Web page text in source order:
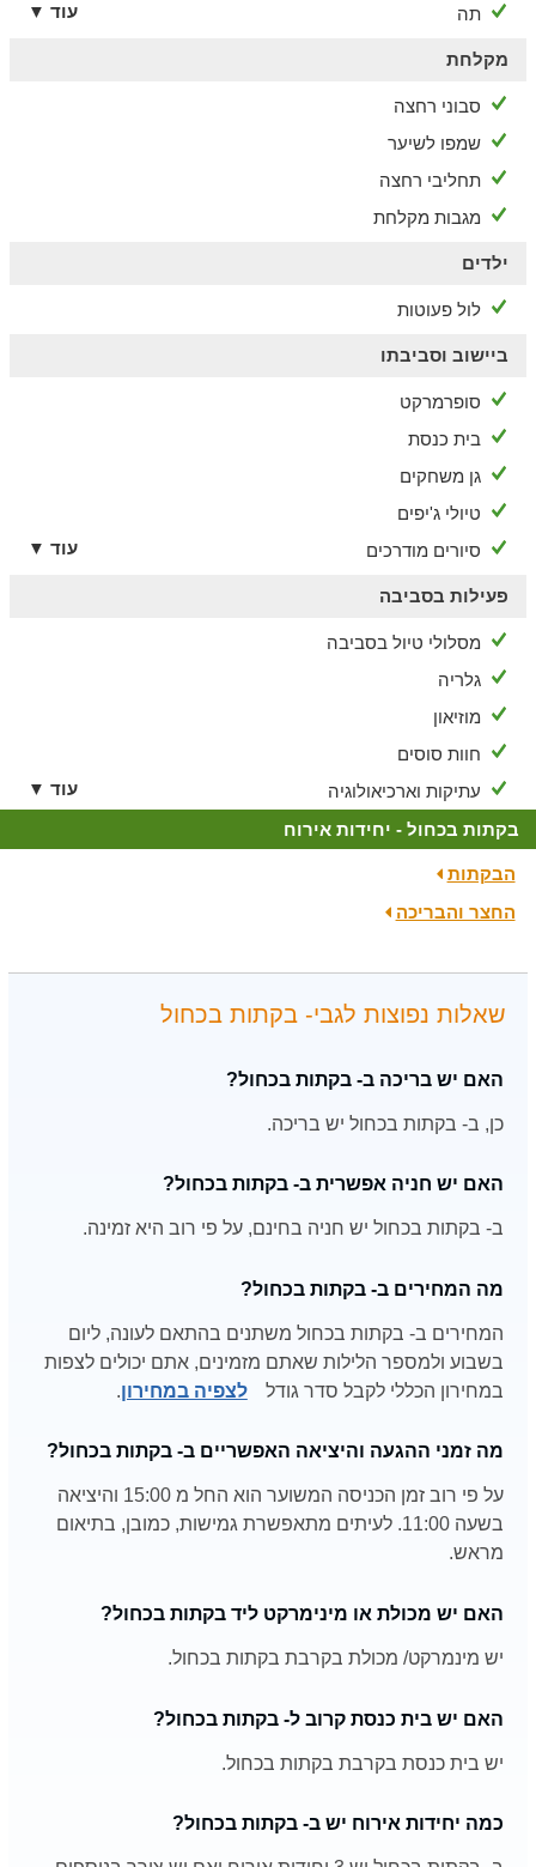
תה
עוד ▼
מקלחת
סבוני רחצה
שמפו לשיער
תחליבי רחצה
מגבות מקלחת
ילדים
לול פעוטות
ביישוב וסביבתו
סופרמרקט
בית כנסת
גן משחקים
טיולי ג'יפים
סיורים מודרכים
עוד ▼
פעילות בסביבה
מסלולי טיול בסביבה
גלריה
מוזיאון
חוות סוסים
עתיקות וארכיאולוגיה
עוד ▼
בקתות בכחול - יחידות אירוח
הבקתות
החצר והבריכה
שאלות נפוצות לגבי- בקתות בכחול
האם יש בריכה ב- בקתות בכחול?
כן, ב- בקתות בכחול יש בריכה.
האם יש חניה אפשרית ב- בקתות בכחול?
ב- בקתות בכחול יש חניה בחינם, על פי רוב היא זמינה.
מה המחירים ב- בקתות בכחול?
המחירים ב- בקתות בכחול משתנים בהתאם לעונה, ליום
בשבוע ולמספר הלילות שאתם מזמינים, אתם יכולים לצפות
במחירון הכללי לקבל סדר גודל
לצפיה במחירון.
מה זמני ההגעה והיציאה האפשריים ב- בקתות בכחול?
על פי רוב זמן הכניסה המשוער הוא החל מ 15:00 והיציאה
בשעה 11:00. לעיתים מתאפשרת גמישות, כמובן, בתיאום
מראש.
האם יש מכולת או מינימרקט ליד בקתות בכחול?
יש מינמרקט/ מכולת בקרבת בקתות בכחול.
האם יש בית כנסת קרוב ל- בקתות בכחול?
יש בית כנסת בקרבת בקתות בכחול.
כמה יחידות אירוח יש ב- בקתות בכחול?